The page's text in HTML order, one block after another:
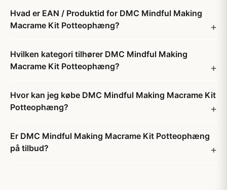
Hvad er EAN / Produktid for DMC Mindful Making
Macrame Kit Potteophæng?
Hvilken kategori tilhører DMC Mindful Making
Macrame Kit Potteophæng?
Hvor kan jeg købe DMC Mindful Making Macrame Kit
Potteophæng?
Er DMC Mindful Making Macrame Kit Potteophæng
på tilbud?